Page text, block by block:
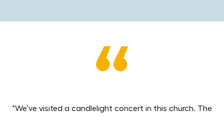
“We’ve visited a candlelight concert in this church. The